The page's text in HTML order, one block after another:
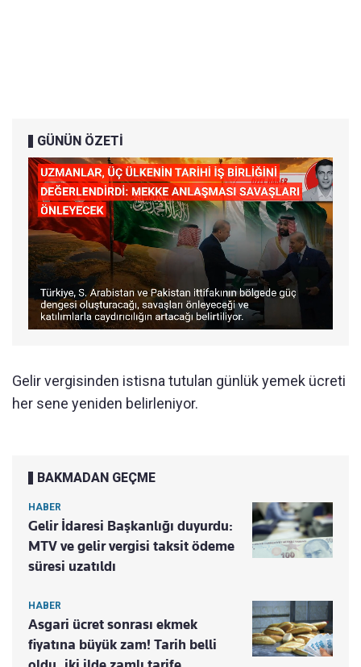
GÜNÜN ÖZETİ
Gelir vergisinden istisna tutulan günlük yemek ücreti
her sene yeniden belirleniyor.
BAKMADAN GEÇME
HABER
Gelir İdaresi Başkanlığı duyurdu:
MTV ve gelir vergisi taksit ödeme
süresi uzatıldı
HABER
Asgari ücret sonrası ekmek
fiyatına büyük zam! Tarih belli